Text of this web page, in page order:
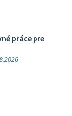
práce pre